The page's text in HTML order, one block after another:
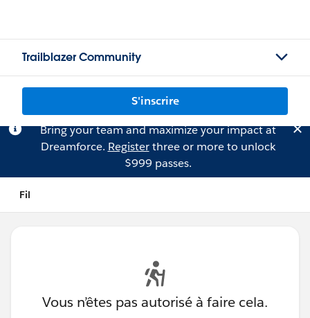
Trailblazer Community
S'inscrire
Bring your team and maximize your impact at
Dreamforce. Registerthree or more to unlock
$999 passes.
Fil
Vous n’êtes pas autorisé à faire cela.